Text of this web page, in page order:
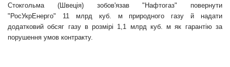
Стокгольма (Швеція) зобов'язав "Нафтогаз" повернути
"РосУкрЕнерго" 11 млрд куб. м природного газу й надати
додатковий обсяг газу в розмірі 1,1 млрд куб. м як гарантію за
порушення умов контракту.